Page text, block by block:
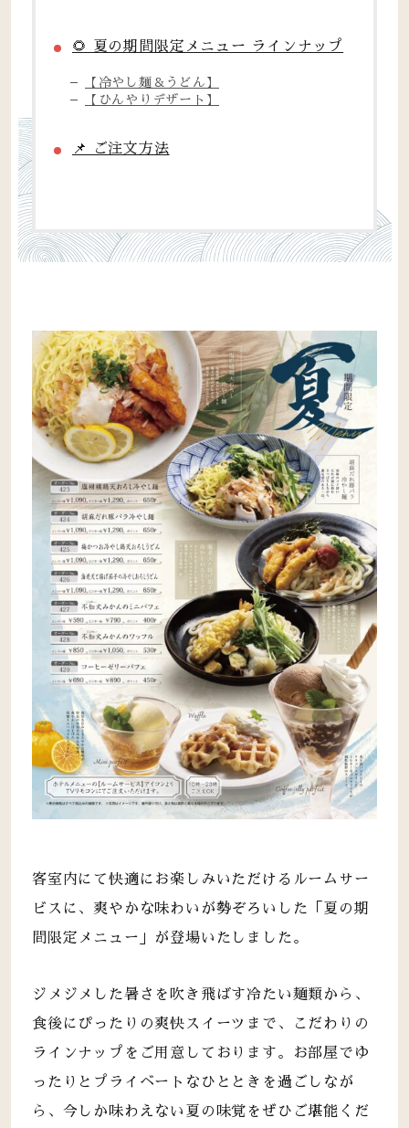
🌻 夏の期間限定メニュー ラインナップ
【冷やし麺＆うどん】
【ひんやりデザート】
📌 ご注文方法
客室内にて快適にお楽しみいただけるルームサー
ビスに、爽やかな味わいが勢ぞろいした「夏の期
間限定メニュー」が登場いたしました。
ジメジメした暑さを吹き飛ばす冷たい麺類から、
食後にぴったりの爽快スイーツまで、こだわりの
ラインナップをご用意しております。お部屋でゆ
ったりとプライベートなひとときを過ごしなが
ら、今しか味わえない夏の味覚をぜひご堪能くだ